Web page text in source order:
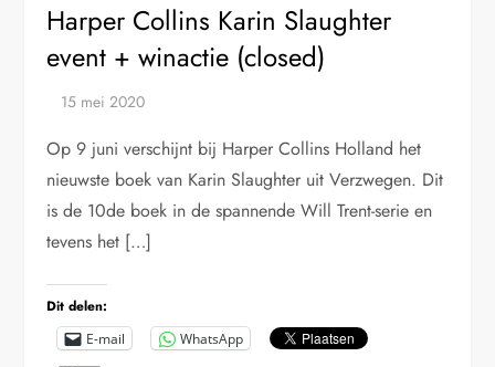
Harper Collins Karin Slaughter
event + winactie (closed)
Op 9 juni verschijnt bij Harper Collins Holland het
nieuwste boek van Karin Slaughter uit Verzwegen. Dit
is de 10de boek in de spannende Will Trent-serie en
tevens het […]
Dit delen:
E-mail WhatsApp